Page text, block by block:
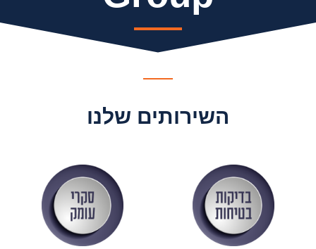
השירותים שלנו